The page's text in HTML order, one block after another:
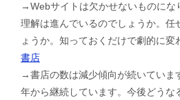
→Webサイトは欠かせないものにな
理解は進んでいるのでしょうか。任
ょうか。知っておくだけで劇的に変
書店
→書店の数は減少傾向が続いていま
年から継続しています。今後どうな